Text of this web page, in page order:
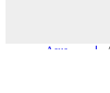
/ مادربرد Asus